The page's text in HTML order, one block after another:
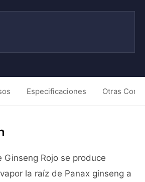
Especificaciones Otras
Ginseng Rojo se produce
la raíz de Panax ginseng a